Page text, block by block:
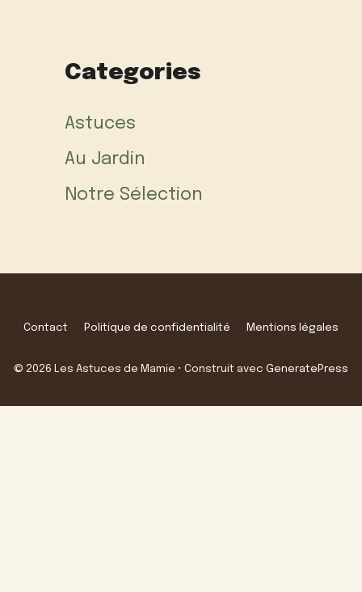
Categories
Astuces
Au Jardin
Notre Sélection
Contact Politique de confidentialité Mentions légales
© 2026 Les Astuces de Mamie • Construit avec GeneratePress